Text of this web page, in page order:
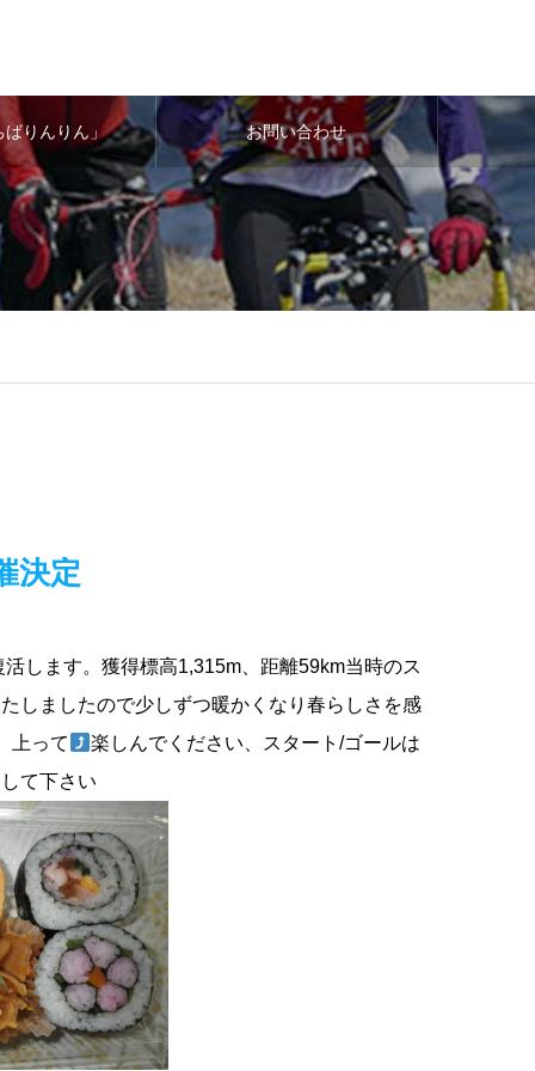
ばりんりん」 お問い合わせ
決定
します。獲得標高1,315m、距離59km当時のス
しましたので少しずつ暖かくなり春らしさを感
上って
楽しんでください、
スタート/ゴールは
て下さい